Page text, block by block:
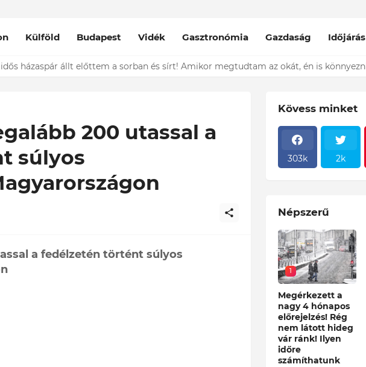
Külföld Budapest Vidék Gasztronómia Gazdaság Időjárás
épp vele csókolózik - EZT nem hiszed el, kinek a karjában kötött ki...ÍME
200 utassal a
súlyos
a fedélzetén történt súlyos
Kövess minket
303k 2k
Népszerű
1
Megérkezett a
nagy 4 hónapos
előrejelzés! Rég
nem látott hideg
vár ránk! Ilyen
időre
számíthatunk